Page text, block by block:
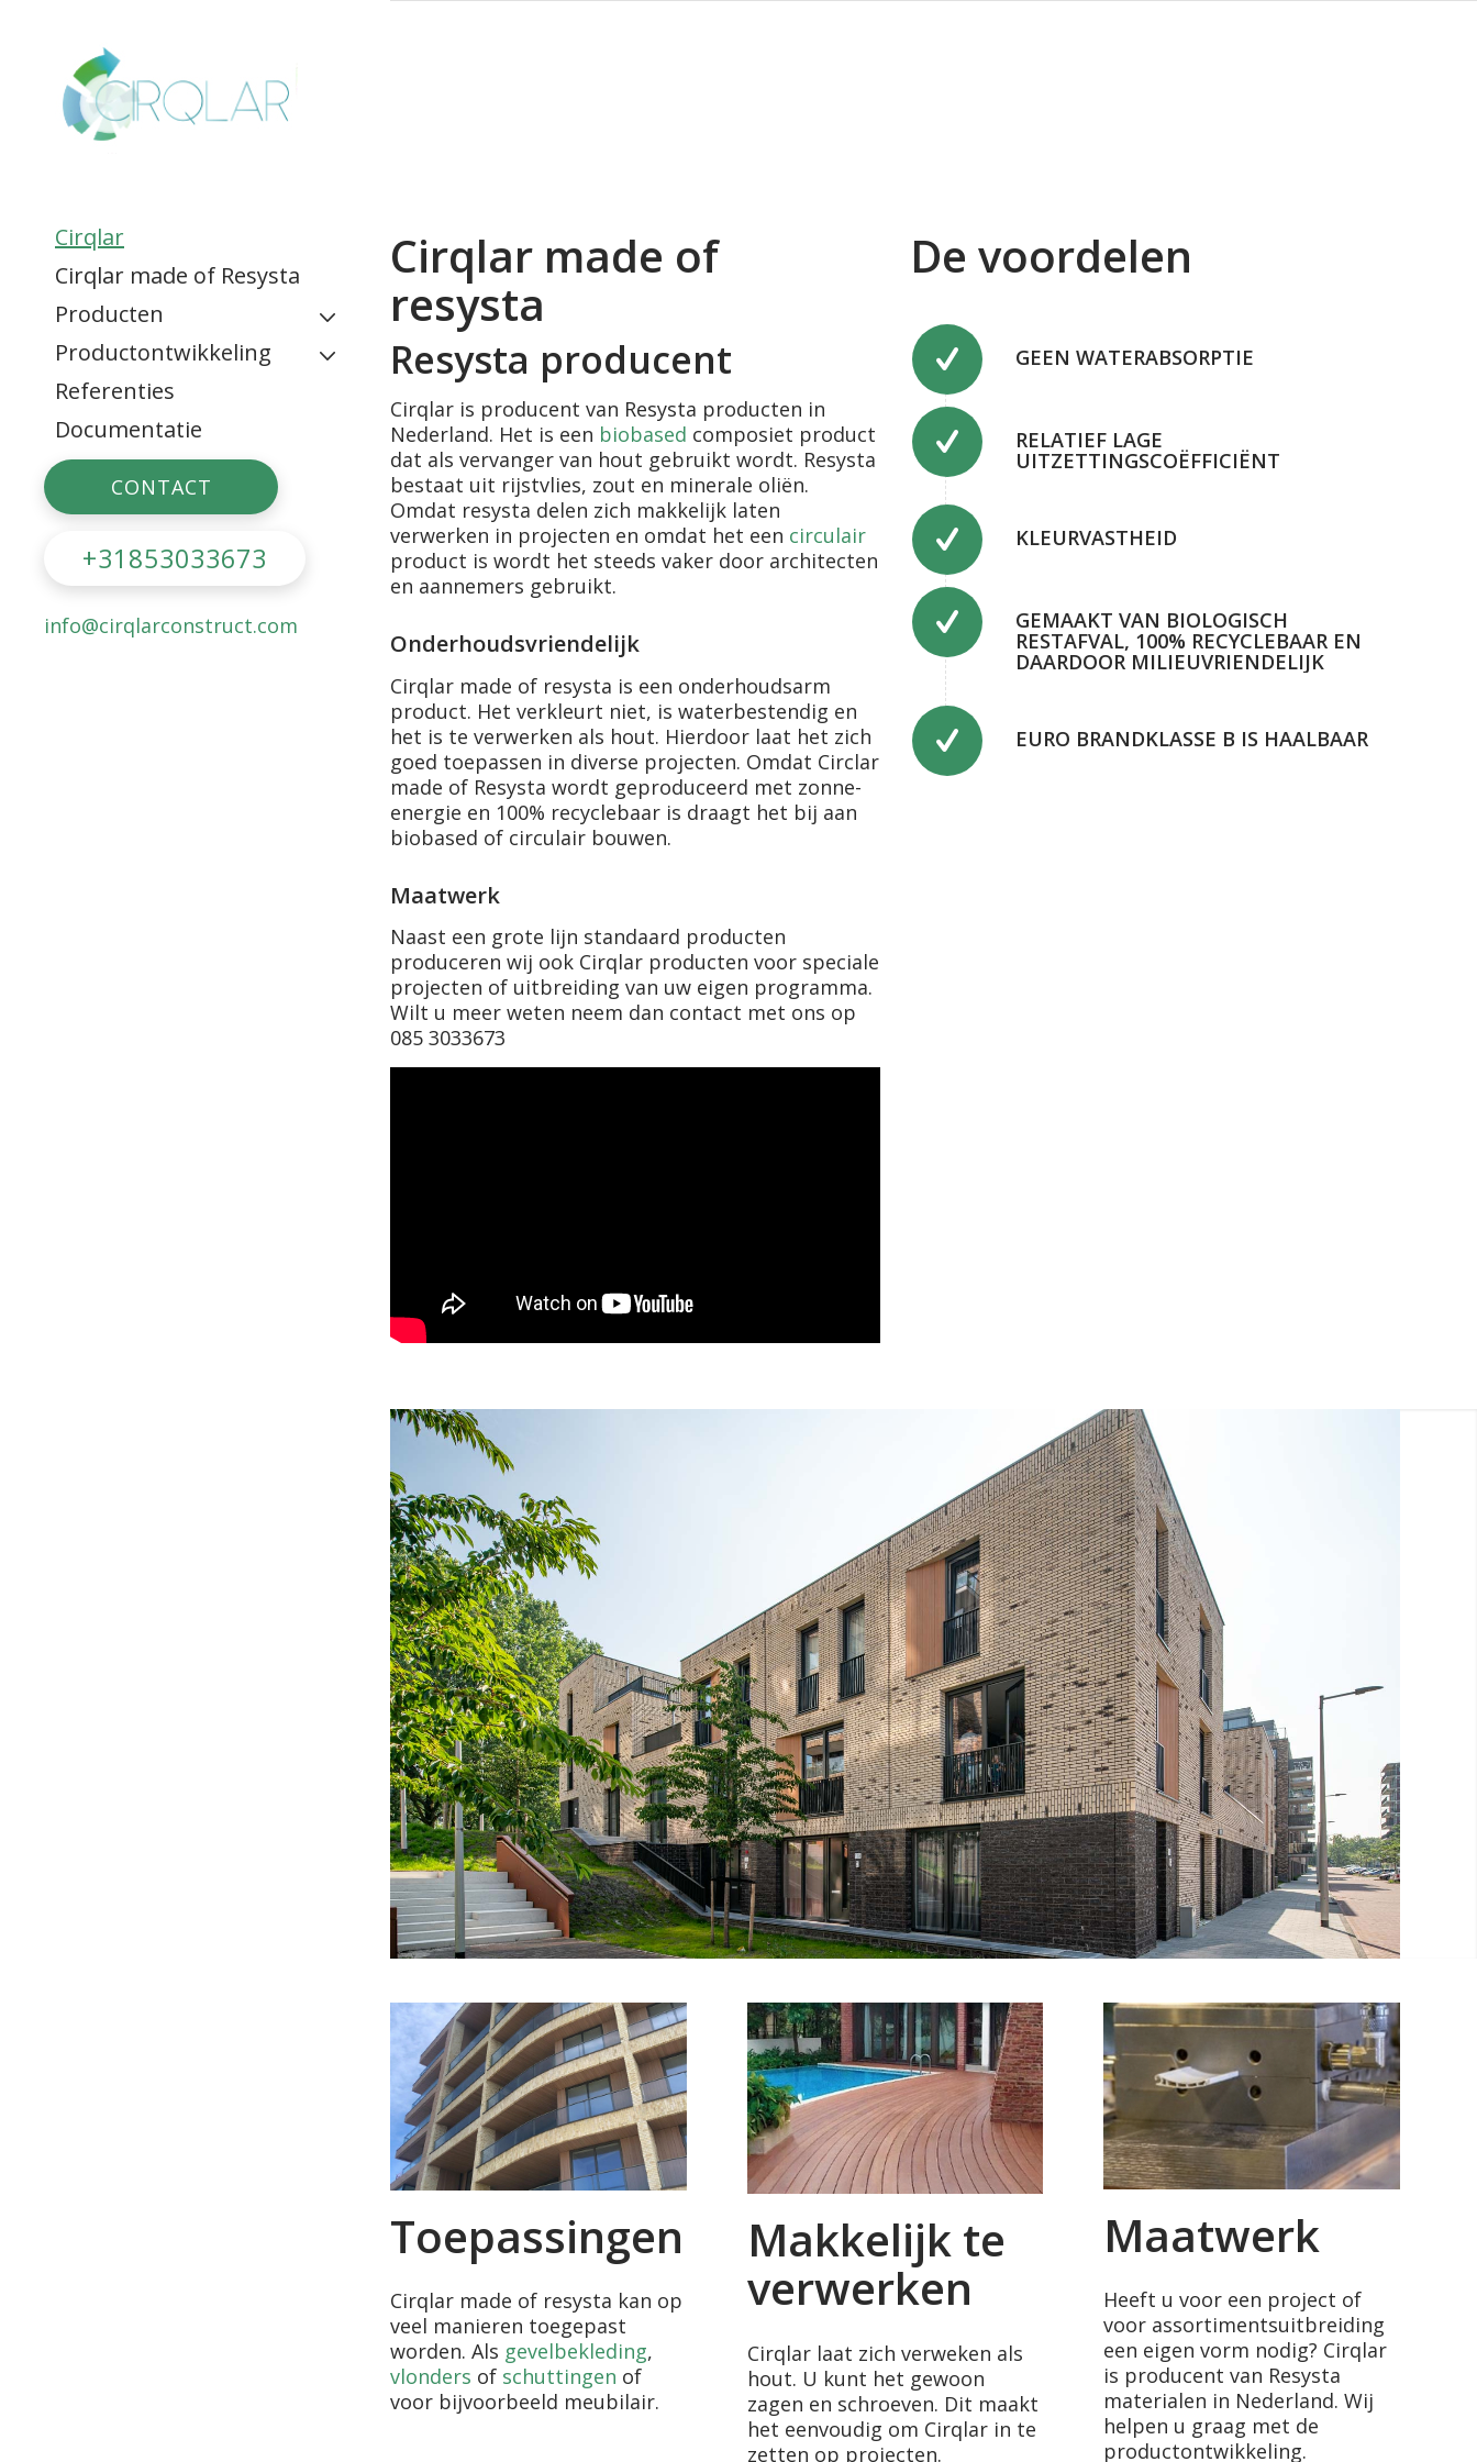
Cirqlar
Cirqlar made of Resysta
Producten
Gevelbekleding
Tuin en openbare
ruimtes
Productontwikkeling
Biobased bouwen
Referenties
Documentatie
CONTACT
+31853033673
info@cirqlarconstruct.com
Cirqlar made of
resysta
Resysta producent
Cirqlar is producent van Resysta producten in
Nederland. Het is een biobased composiet product
dat als vervanger van hout gebruikt wordt. Resysta
bestaat uit rijstvlies, zout en minerale oliën.
Omdat resysta delen zich makkelijk laten
verwerken in projecten en omdat het een circulair
product is wordt het steeds vaker door architecten
en aannemers gebruikt.
Onderhoudsvriendelijk
Cirqlar made of resysta is een onderhoudsarm
product. Het verkleurt niet, is waterbestendig en
het is te verwerken als hout. Hierdoor laat het zich
goed toepassen in diverse projecten. Omdat Circlar
made of Resysta wordt geproduceerd met zonne-
energie en 100% recyclebaar is draagt het bij aan
biobased of circulair bouwen.
Maatwerk
Naast een grote lijn standaard producten
produceren wij ook Cirqlar producten voor speciale
projecten of uitbreiding van uw eigen programma.
Wilt u meer weten neem dan contact met ons op
085 3033673
De voordelen
GEEN WATERABSORPTIE
RELATIEF LAGE
UITZETTINGSCOËFFICIËNT
KLEURVASTHEID
GEMAAKT VAN BIOLOGISCH
RESTAFVAL, 100% RECYCLEBAAR EN
DAARDOOR MILIEUVRIENDELIJK
EURO BRANDKLASSE B IS HAALBAAR
Toepassingen
Cirqlar made of resysta kan op
veel manieren toegepast
worden. Als gevelbekleding,
vlonders of schuttingen of
voor bijvoorbeeld meubilair.
Makkelijk te
verwerken
Cirqlar laat zich verweken als
hout. U kunt het gewoon
zagen en schroeven. Dit maakt
het eenvoudig om Cirqlar in te
zetten op projecten.
Maatwerk
Heeft u voor een project of
voor assortimentsuitbreiding
een eigen vorm nodig? Cirqlar
is producent van Resysta
materialen in Nederland. Wij
helpen u graag met de
productontwikkeling.